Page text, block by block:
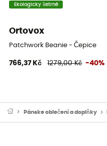
Ekologicky šetrné
Ortovox
Patchwork Beanie - Čepice
766,37 Kč 1279,00 Kč -40%
Pánske oblečeni a doplňky